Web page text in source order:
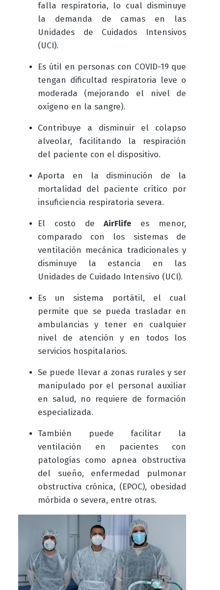
falla respiratoria, lo cual disminuye
la demanda de camas en las
Unidades de Cuidados Intensivos
(UCI).
Es útil en personas con COVID-19 que
tengan dificultad respiratoria leve o
moderada (mejorando el nivel de
oxígeno en la sangre).
Contribuye a disminuir el colapso
alveolar, facilitando la respiración
del paciente con el dispositivo.
Aporta en la disminución de la
mortalidad del paciente crítico por
insuficiencia respiratoria severa.
El costo deAirFlife es menor,
comparado con los sistemas de
ventilación mecánica tradicionales y
disminuye la estancia en las
Unidades de Cuidado Intensivo (UCI).
Es un sistema portátil, el cual
permite que se pueda trasladar en
ambulancias y tener en cualquier
nivel de atención y en todos los
servicios hospitalarios.
Se puede llevar a zonas rurales y ser
manipulado por el personal auxiliar
en salud, no requiere de formación
especializada.
También puede facilitar la
ventilación en pacientes con
patologías como apnea obstructiva
del sueño, enfermedad pulmonar
obstructiva crónica, (EPOC), obesidad
mórbida o severa, entre otras.